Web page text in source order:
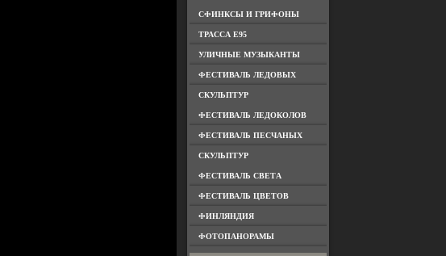
СФИНКСЫ И ГРИФОНЫ
ТРАССА Е95
УЛИЧНЫЕ МУЗЫКАНТЫ
ФЕСТИВАЛЬ ЛЕДОВЫХ
СКУЛЬПТУР
ФЕСТИВАЛЬ ЛЕДОКОЛОВ
ФЕСТИВАЛЬ ПЕСЧАНЫХ
СКУЛЬПТУР
ФЕСТИВАЛЬ СВЕТА
ФЕСТИВАЛЬ ЦВЕТОВ
ФИНЛЯНДИЯ
ФОТОПАНОРАМЫ